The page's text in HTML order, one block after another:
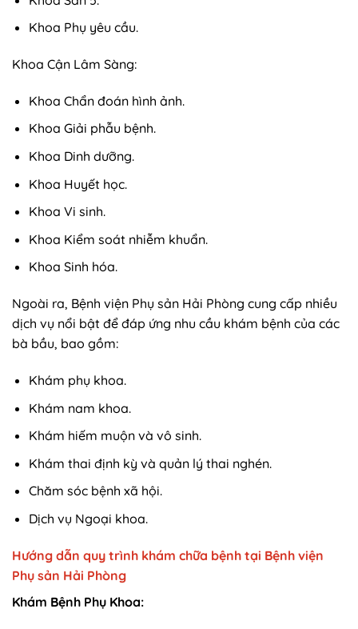
Khoa Phụ yêu cầu.
Khoa Cận Lâm Sàng:
Khoa Chẩn đoán hình ảnh.
Khoa Giải phẫu bệnh.
Khoa Dinh dưỡng.
Khoa Huyết học.
Khoa Vi sinh.
Khoa Kiểm soát nhiễm khuẩn.
Khoa Sinh hóa.
Ngoài ra, Bệnh viện Phụ sản Hải Phòng cung cấp nhiều
dịch vụ nổi bật để đáp ứng nhu cầu khám bệnh của các
bà bầu, bao gồm:
Khám phụ khoa.
Khám nam khoa.
Khám hiếm muộn và vô sinh.
Khám thai định kỳ và quản lý thai nghén.
Chăm sóc bệnh xã hội.
Dịch vụ Ngoại khoa.
Hướng dẫn quy trình khám chữa bệnh tại Bệnh viện
Phụ sản Hải Phòng
Khám Bệnh Phụ Khoa: